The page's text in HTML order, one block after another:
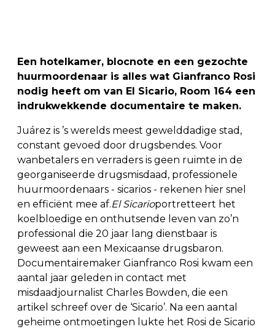
Een hotelkamer, blocnote en een gezochte
huurmoordenaar is alles wat Gianfranco Rosi
nodig heeft om van El Sicario, Room 164 een
indrukwekkende documentaire te maken.
Juárez is ’s werelds meest gewelddadige stad,
constant gevoed door drugsbendes. Voor
wanbetalers en verraders is geen ruimte in de
georganiseerde drugsmisdaad, professionele
huurmoordenaars - sicarios - rekenen hier snel
en efficiënt mee af.El Sicarioportretteert het
koelbloedige en onthutsende leven van zo’n
professional die 20 jaar lang dienstbaar is
geweest aan een Mexicaanse drugsbaron.
Documentairemaker Gianfranco Rosi kwam een
aantal jaar geleden in contact met
misdaadjournalist Charles Bowden, die een
artikel schreef over de ‘Sicario’. Na een aantal
geheime ontmoetingen lukte het Rosi de Sicario